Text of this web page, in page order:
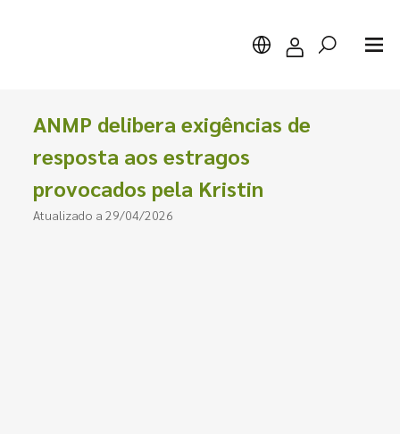
Pesquisar
ANMP delibera exigências de
resposta aos estragos
provocados pela Kristin
Atualizado a 29/04/2026